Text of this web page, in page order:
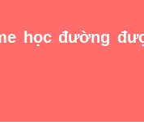
học đường